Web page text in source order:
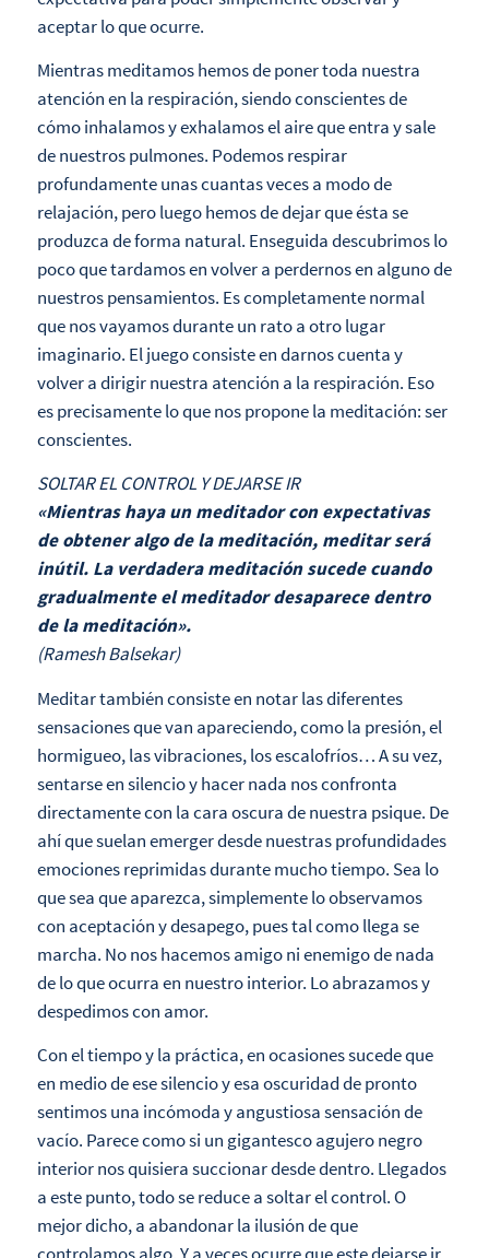
aceptar lo que ocurre.
Mientras meditamos hemos de poner toda nuestra
atención en la respiración, siendo conscientes de
cómo inhalamos y exhalamos el aire que entra y sale
de nuestros pulmones. Podemos respirar
profundamente unas cuantas veces a modo de
relajación, pero luego hemos de dejar que ésta se
produzca de forma natural. Enseguida descubrimos lo
poco que tardamos en volver a perdernos en alguno de
nuestros pensamientos. Es completamente normal
que nos vayamos durante un rato a otro lugar
imaginario. El juego consiste en darnos cuenta y
volver a dirigir nuestra atención a la respiración. Eso
es precisamente lo que nos propone la meditación: ser
conscientes.
SOLTAR EL CONTROL Y DEJARSE IR
«Mientras haya un meditador con expectativas
de obtener algo de la meditación, meditar será
inútil. La verdadera meditación sucede cuando
gradualmente el meditador desaparece dentro
de la meditación».
(Ramesh Balsekar)
Meditar también consiste en notar las diferentes
sensaciones que van apareciendo, como la presión, el
hormigueo, las vibraciones, los escalofríos… A su vez,
sentarse en silencio y hacer nada nos confronta
directamente con la cara oscura de nuestra psique. De
ahí que suelan emerger desde nuestras profundidades
emociones reprimidas durante mucho tiempo. Sea lo
que sea que aparezca, simplemente lo observamos
con aceptación y desapego, pues tal como llega se
marcha. No nos hacemos amigo ni enemigo de nada
de lo que ocurra en nuestro interior. Lo abrazamos y
despedimos con amor.
Con el tiempo y la práctica, en ocasiones sucede que
en medio de ese silencio y esa oscuridad de pronto
sentimos una incómoda y angustiosa sensación de
vacío. Parece como si un gigantesco agujero negro
interior nos quisiera succionar desde dentro. Llegados
a este punto, todo se reduce a soltar el control. O
mejor dicho, a abandonar la ilusión de que